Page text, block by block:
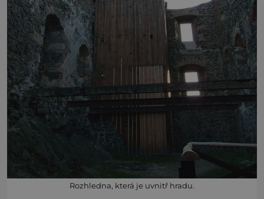
Rozhledna, která je uvnitř hradu.